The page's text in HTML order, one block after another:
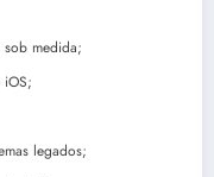
sob medida;
iOS;
legados;